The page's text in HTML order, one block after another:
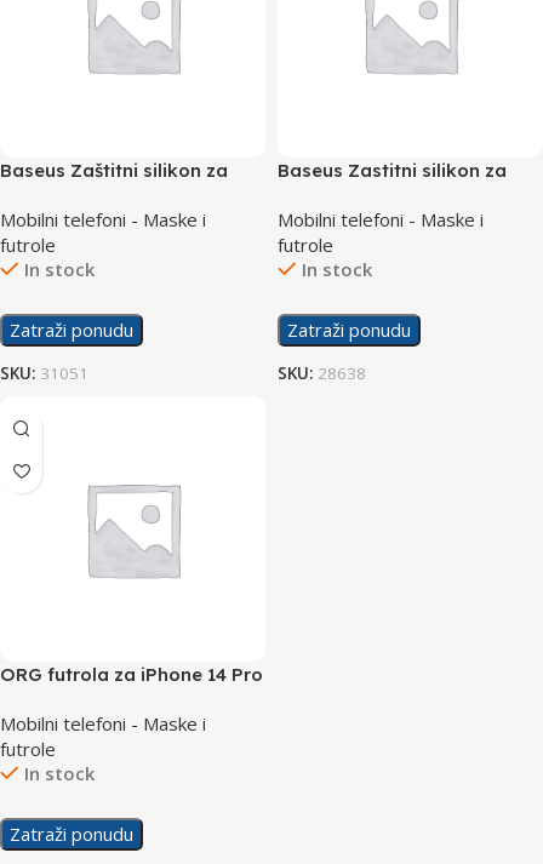
Baseus Zaštitni silikon za
Mobilni telefoni - Maske i
futrole
In stock
Zatraži ponudu
SKU: 31051
Baseus Zastitni silikon za
Mobilni telefoni - Maske i
futrole
In stock
Zatraži ponudu
SKU: 28638
ORG futrola za iPhone 14 Pro
Mobilni telefoni - Maske i
futrole
In stock
Zatraži ponudu